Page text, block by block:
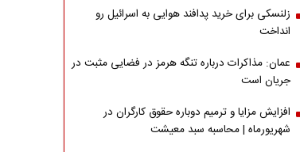
زلنسکی برای خرید پدافند هوایی به اسرائیل رو
انداخت
عمان: مذاکرات درباره تنگه هرمز در فضایی مثبت در
جریان است
افزایش مزایا و ترمیم دوباره حقوق کارگران در
شهریورماه | محاسبه سبد معیشت